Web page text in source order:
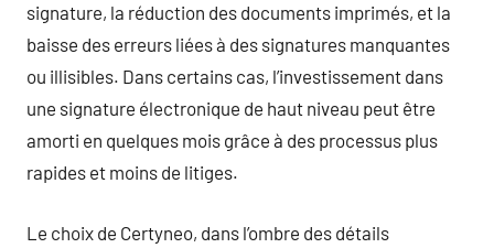
signature, la réduction des documents imprimés, et la
baisse des erreurs liées à des signatures manquantes
ou illisibles. Dans certains cas, l’investissement dans
une signature électronique de haut niveau peut être
amorti en quelques mois grâce à des processus plus
rapides et moins de litiges.
Le choix de Certyneo, dans l’ombre des détails